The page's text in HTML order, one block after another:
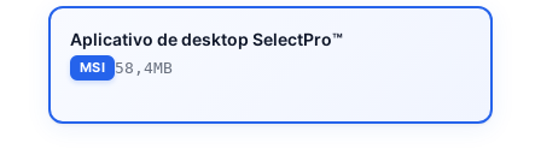
Aplicativo de desktop SelectPro™
MSI 58,4MB